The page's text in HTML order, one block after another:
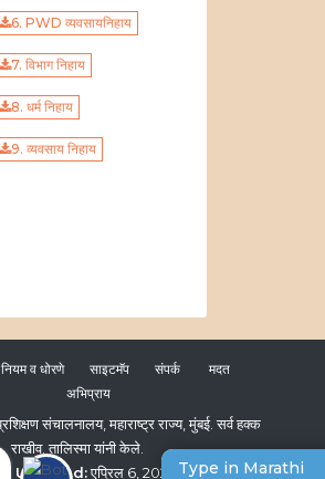
Type in Marathi
6. PWD व्यवसायनिहाय
7. विभाग निहाय
8. धर्म निहाय
9. व्यवसाय निहाय
व धोरणे साइटमॅप संपर्क
मदत
अभिप्राय
संचालनालय, महाराष्ट्र राज्य, मुंबई. सर्व हक्क
राखीव.तालिस्मा यांनी केले.
Updated:एप्रिल 6, 2026